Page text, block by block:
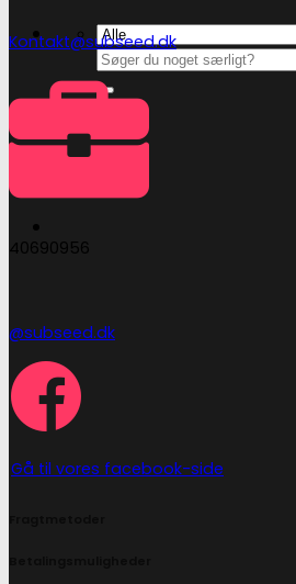
Søg
efter:
Kontakt@subseed.dk
40690956
@subseed.dk
Gå til vores facebook-side